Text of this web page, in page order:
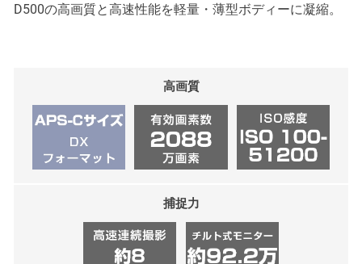
D500の高画質と高速性能を軽量・薄型ボディーに凝縮。
高画質
捕捉力